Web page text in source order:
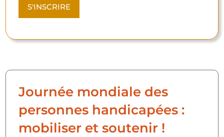
Journée mondiale des
personnes handicapées :
mobiliser et soutenir !